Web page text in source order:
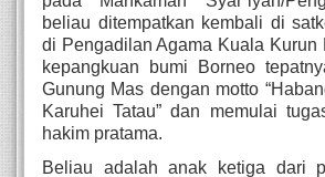
beliau ditempatkan kembali di
di Pengadilan Agama Kuala Kurun
kepangkuan bumi Borneo
Gunung Mas dengan motto
Karuhei Tatau” dan memulai
hakim pratama.
Beliau adalah anak ketiga dari